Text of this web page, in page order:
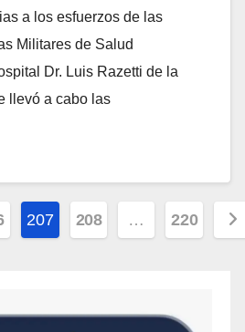
a los esfuerzos de las
Militares de Salud
Dr. Luis Razetti de la
llevó a cabo las
207 208 … 220